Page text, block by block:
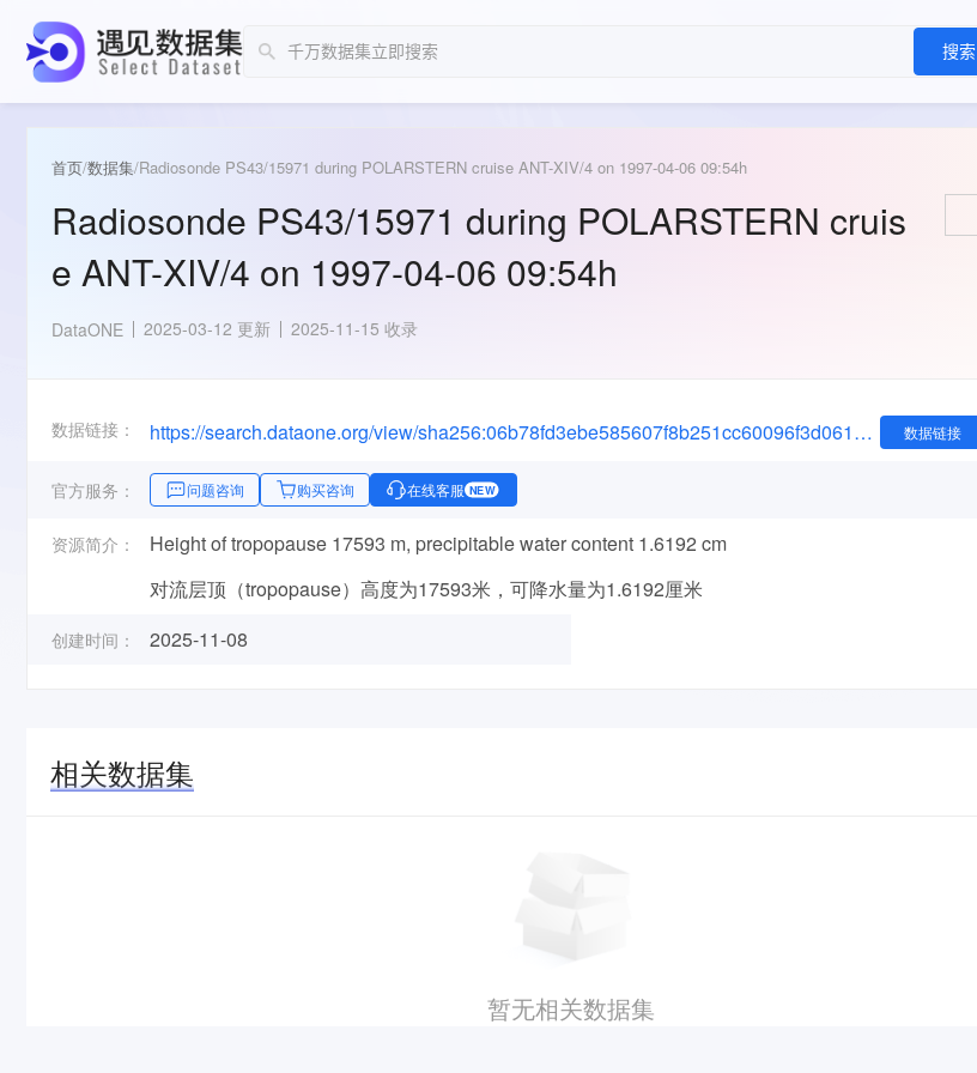
搜索
首页/数据集/Radiosonde PS43/15971 during POLARSTERN cruise ANT-XIV/4 on 1997-04-06 09:54h
Radiosonde PS43/15971 during POLARSTERN cruis
e ANT-XIV/4 on 1997-04-06 09:54h
DataONE 2025-03-12 更新 2025-11-15 收录
数据链接： https://search.dataone.org/view/sha256:06b78fd3ebe585607f8b251cc60096f3d061cdd96194dc4c7be599ae826152d0 数据链接
官方服务： 问题咨询 购买咨询 在线客服 NEW
资源简介：
Height of tropopause 17593 m, precipitable water content 1.6192 cm
对流层顶（tropopause）高度为17593米，可降水量为1.6192厘米
创建时间： 2025-11-08
相关数据集
暂无相关数据集